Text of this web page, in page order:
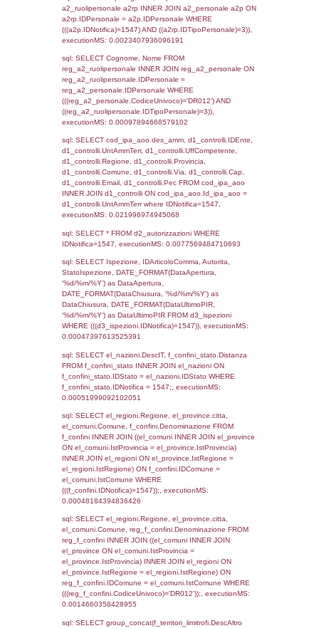
0.00018811225891113
sql: SELECT `tablename`, `userlevelid`,
executionMS: 0.00096511840820312
sql: SELECT a1.RagioneSociale,
localita, el_prov.citta AS provincia,
DATE(n.DataInvioNotifica) as
n.FileNotificaZip, n.DataFileNotificaZip
LEFT JOIN infostabilimento i ON
n.CodiceUnivoco LEFT JOIN
a1.CodiceUnivoco = n.CodiceUnivoco LEFT
el_comuni AS el_com ON a1.ComuneStab =
a1.ProvinciaStab = el_prov.IstProvincia
n.IDNotifica = 1547;, executionMS:
sql: SELECT a1_stabilimento.*,
ComuneST, el_province.citta as
el_regioni.Regione as RegioneST,
as ComuneSL, el_province_1.citta as
el_regioni_1.Regione as RegioneSL FROM
(((((a1_stabilimento LEFT JOIN el_comuni
a1_stabilimento.ComuneStab =
LEFT JOIN el_province ON
= el_province.IstProvincia) LEFT JOIN
a1_stabilimento.RegioneStab =
LEFT JOIN el_comuni AS el_comuni_1 ON
a1_stabilimento.IstComuneSL =
LEFT JOIN el_province AS el_province_1
a1_stabilimento.IstProvinciaSL =
el_province_1.IstProvincia) LEFT JOIN
el_regioni_1 ON
el_regioni_1.IstRegione where
executionMS: 0.00058293342590332
sql: SELECT a2p.Cognome, a2p.Nome